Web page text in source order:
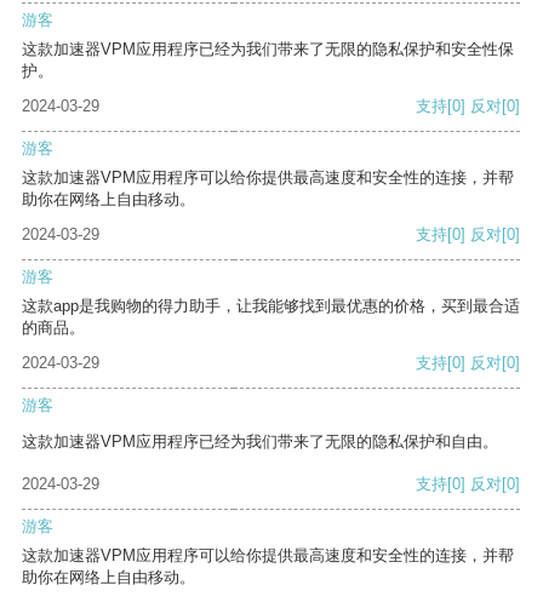
游客
这款加速器VPM应用程序已经为我们带来了无限的隐私保护和安全性保
护。
2024-03-29
支持[0] 反对[0]
游客
这款加速器VPM应用程序可以给你提供最高速度和安全性的连接，并帮
助你在网络上自由移动。
2024-03-29
支持[0] 反对[0]
游客
这款app是我购物的得力助手，让我能够找到最优惠的价格，买到最合适
的商品。
2024-03-29
支持[0] 反对[0]
游客
这款加速器VPM应用程序已经为我们带来了无限的隐私保护和自由。
2024-03-29 支持[0] 反对[0]
游客
这款加速器VPM应用程序可以给你提供最高速度和安全性的连接，并帮
助你在网络上自由移动。